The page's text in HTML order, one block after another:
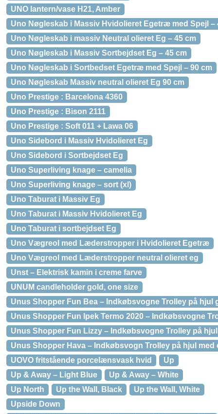
UNO lantern/vase H21, Amber
Uno Nøgleskab i Massiv Hvidolieret Egetræ med Spejl –
Uno Nøgleskab i massiv Neutral olieret Eg – 45 cm
Uno Nøgleskab i Massiv Sortbejdset Eg – 45 cm
Uno Nøgleskab i Sortbedset Egetræ med Spejl – 90 cm
Uno Nøgleskab Massiv neutral olieret Eg 90 cm
Uno Prestige : Barcelona 4360
Uno Prestige : Bison 2111
Uno Prestige : Soft 011 + Lawa 06
Uno Sidebord i Massiv Hvidolieret Eg
Uno Sidebord i Sortbejdset Eg
Uno Superliving knage – camelia
Uno Superliving knage – sort (xl)
Uno Taburat i Massiv Eg
Uno Taburat i Massiv Hvidolieret Eg
Uno Taburat i sortbejdset Eg
Uno Vægreol med Læderstropper i Hvidolieret Egetræ
Uno Vægreol med Læderstropper neutral olieret eg
Unst – Elektrisk kamin i creme farve
UNUM candleholder gold, one size
Unus Shopper Fun Bea – Indkøbsvogne Trolley på hjul
Unus Shopper Fun Ipek Termo 2020 – Indkøbsvogne
Unus Shopper Fun Lizzy – Indkøbsvogne Trolley på
Unus Shopper Hava – Indkøbsvogn Trolley på hjul
UOVO fritstående porcelænsvask hvid
Up
Up & Away – Light Blue
Up & Away – White
Up North
Up the Wall, Black
Up the Wall, White
Upside Down